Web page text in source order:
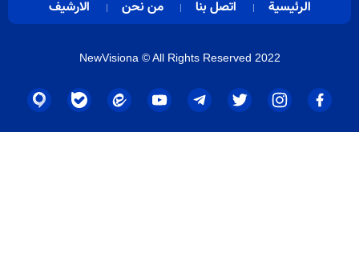
الرئيسية اتصل بنا من نحن الارشيف
NewVisiona © All Rights Reserved 2022